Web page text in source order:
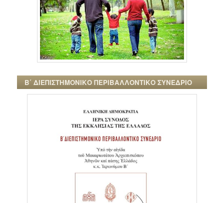
Β΄ ΔΙΕΠΙΣΤΗΜΟΝΙΚΟ ΠΕΡΙΒΑΛΛΟΝΤΙΚΟ ΣΥΝΕΔΡΙΟ